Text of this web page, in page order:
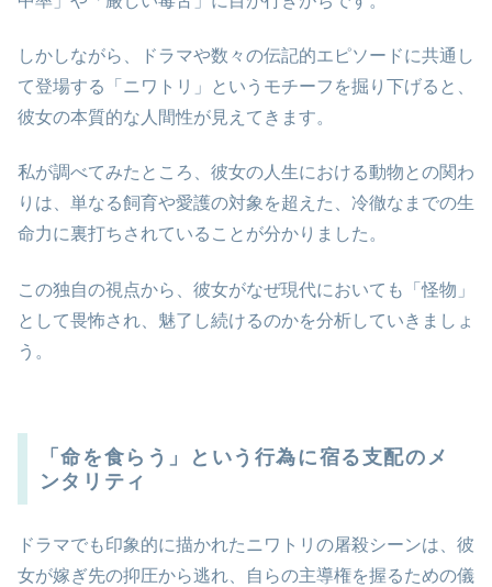
しかしながら、ドラマや数々の伝記的エピソードに共通し
て登場する「ニワトリ」というモチーフを掘り下げると、
彼女の本質的な人間性が見えてきます。
私が調べてみたところ、彼女の人生における動物との関わ
りは、単なる飼育や愛護の対象を超えた、冷徹なまでの生
命力に裏打ちされていることが分かりました。
この独自の視点から、彼女がなぜ現代においても「怪物」
として畏怖され、魅了し続けるのかを分析していきましょ
う。
「命を食らう」という行為に宿る支配のメ
ンタリティ
ドラマでも印象的に描かれたニワトリの屠殺シーンは、彼
女が嫁ぎ先の抑圧から逃れ、自らの主導権を握るための儀